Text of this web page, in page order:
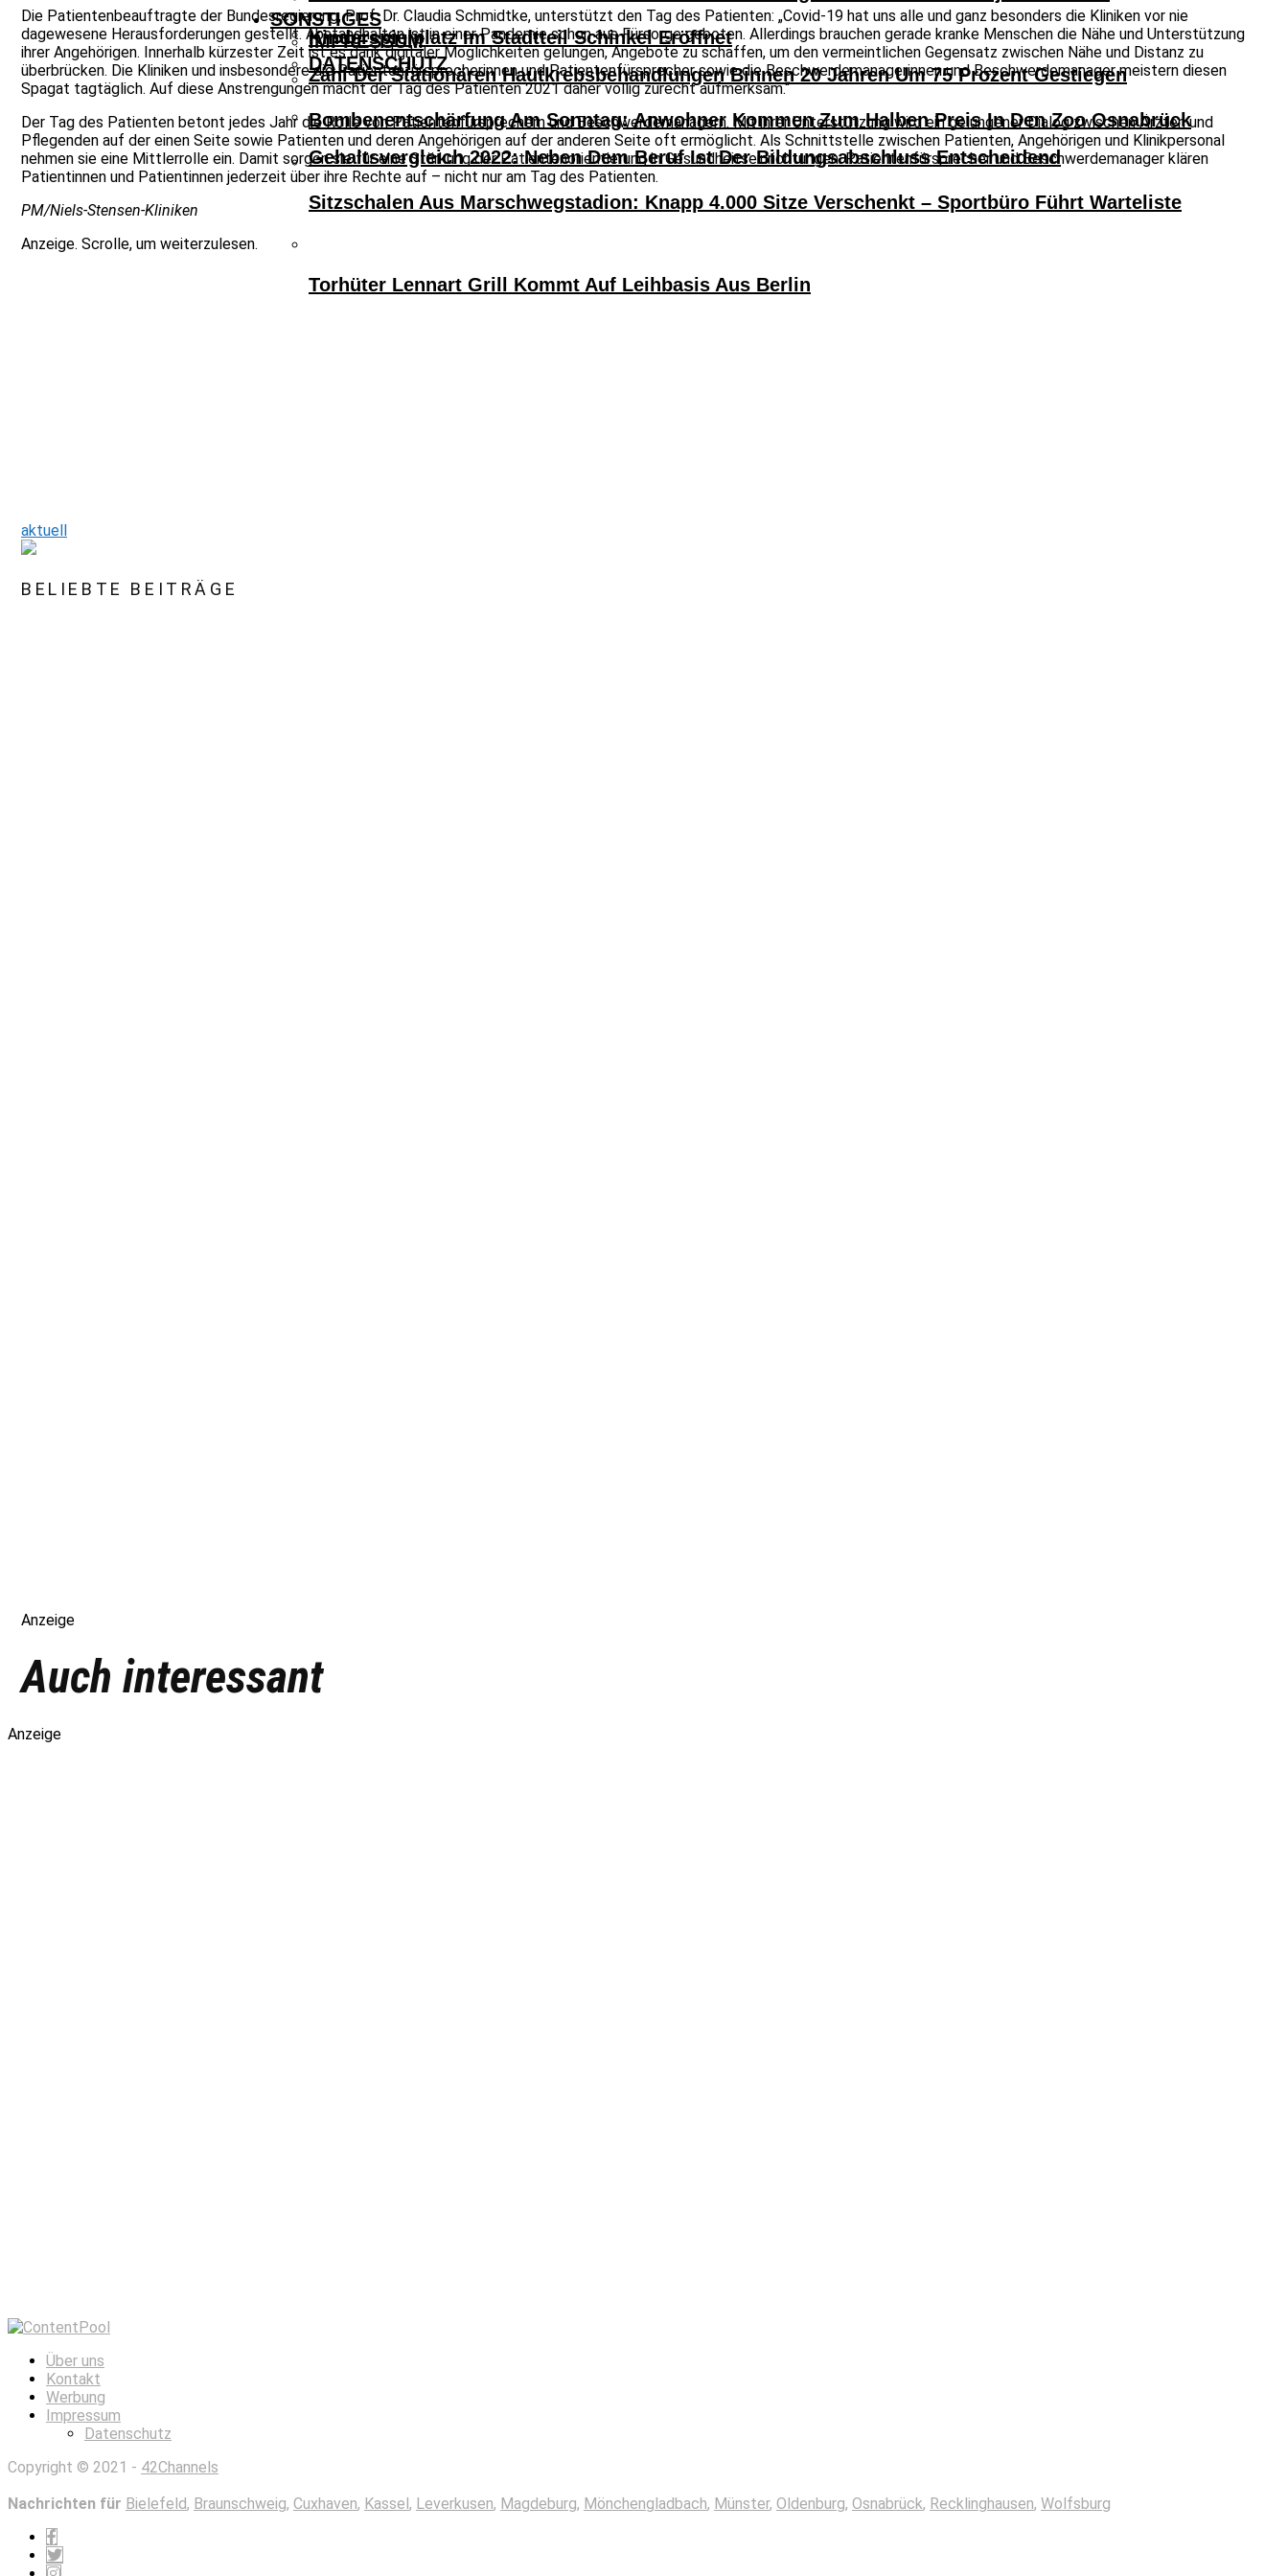
Zahl Der Stationären Hautkrebsbehandlungen Binnen 20 Jahren Um 75 Prozent Gestiegen
Gehaltsvergleich 2022: Neben Dem Beruf Ist Der Bildungsabschluss Entscheidend
Kinderspielplatz Im Stadtteil Schinkel Eröffnet
Bombenentschärfung Am Sonntag: Anwohner Kommen Zum Halben Preis In Den Zoo Osnabrück
Sitzschalen Aus Marschwegstadion: Knapp 4.000 Sitze Verschenkt – Sportbüro Führt Warteliste
Torhüter Lennart Grill Kommt Auf Leihbasis Aus Berlin
SONSTIGES
IMPRESSUM
DATENSCHUTZ
Die Patientenbeauftragte der Bundesregierung, Prof. Dr. Claudia Schmidtke, unterstützt den Tag des Patienten: „Covid-19 hat uns alle und ganz besonders die Kliniken vor nie
dagewesene Herausforderungen gestellt. Abstandhalten ist in einer Pandemie schon aus Fürsorge geboten. Allerdings brauchen gerade kranke Menschen die Nähe und Unterstützung
ihrer Angehörigen. Innerhalb kürzester Zeit ist es dank digitaler Möglichkeiten gelungen, Angebote zu schaffen, um den vermeintlichen Gegensatz zwischen Nähe und Distanz zu
überbrücken. Die Kliniken und insbesondere die Patientenfürsprecherinnen und Patientenfürsprecher sowie die Beschwerdemanagerinnen und Beschwerdemanager meistern diesen
Spagat tagtäglich. Auf diese Anstrengungen macht der Tag des Patienten 2021 daher völlig zurecht aufmerksam.“
Der Tag des Patienten betont jedes Jahr die Rolle von Patientenfürsprechern und Beschwerdemanagern. Mit ihrer Unterstützung wird ein gelungener Dialog zwischen Ärzten und
Pflegenden auf der einen Seite sowie Patienten und deren Angehörigen auf der anderen Seite oft ermöglicht. Als Schnittstelle zwischen Patienten, Angehörigen und Klinikpersonal
nehmen sie eine Mittlerrolle ein. Damit sorgen sie für eine Stärkung der Patientenorientierung in Gesundheitseinrichtungen. Patientenfürsprecher und Beschwerdemanager klären
Patientinnen und Patientinnen jederzeit über ihre Rechte auf – nicht nur am Tag des Patienten.
PM/Niels-Stensen-Kliniken
Anzeige. Scrolle, um weiterzulesen.
aktuell
BELIEBTE BEITRÄGE
Anzeige
Auch interessant
Anzeige
Über uns
Kontakt
Werbung
Impressum
Datenschutz
Copyright © 2021 - 42Channels
Nachrichten für Bielefeld, Braunschweig, Cuxhaven, Kassel, Leverkusen, Magdeburg, Mönchengladbach, Münster, Oldenburg, Osnabrück, Recklinghausen, Wolfsburg